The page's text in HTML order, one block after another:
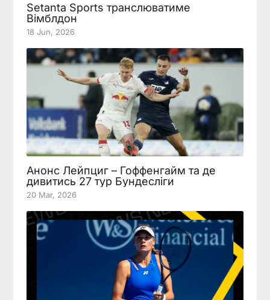
Setanta Sports транслюватиме
Вімблдон
18 Jun, 2026
Анонс Лейпциг – Гоффенгайм та де
дивитись 27 тур Бундесліги
20 Mar, 2026